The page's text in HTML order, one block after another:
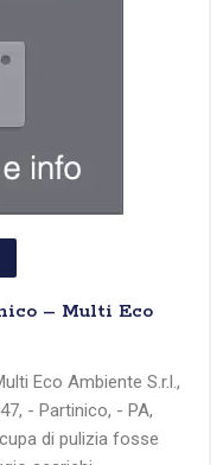
– Multi Eco
Eco Ambiente S.r.l.,
- Partinico, - PA,
di pulizia fosse